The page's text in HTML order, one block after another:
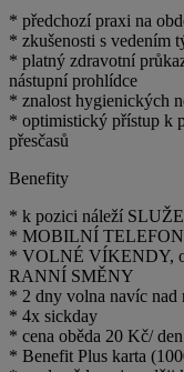
* předchozí praxi na
* zkušenosti s vedením
* platný zdravotní
nástupní prohlídce
* znalost hygienických
* optimistický přístup k
přesčasů
Benefity
* k pozici náleží
* MOBILNÍ TELEFON
* VOLNÉ VÍKENDY,
RANNÍ SMĚNY
* 2 dny volna navíc nad
* 4x sickday
* cena oběda 20 Kč/ den
* Benefit Plus karta